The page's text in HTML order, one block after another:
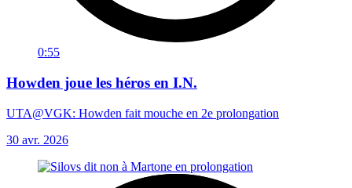
0:55
Howden joue les héros en I.N.
UTA@VGK: Howden fait mouche en 2e prolongation
30 avr. 2026